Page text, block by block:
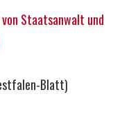
Staatsanwalt und
Blatt)